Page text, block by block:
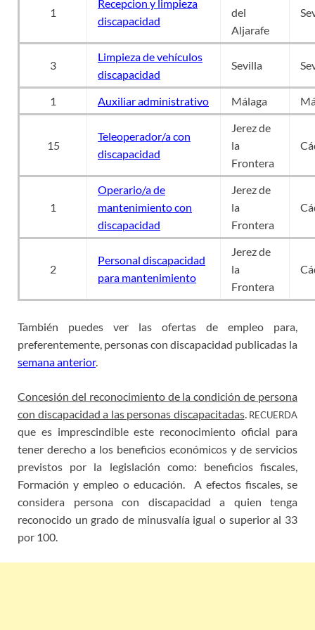
1
Recepcion y limpieza
discapacidad
del
Aljarafe
3
Limpieza de vehículos
discapacidad
Sevilla
1 Auxiliar administrativo Málaga
15
Teleoperador/a con
discapacidad
Jerez de
la
Frontera
1
Operario/a de
mantenimiento con
discapacidad
Jerez de
la
Frontera
2
Personal discapacidad
para mantenimiento
Jerez de
la
Frontera
También puedes ver las ofertas de empleo para,
preferentemente, personas con discapacidad publicadas la
semana anterior.
Concesión del reconocimiento de la condición de persona
con discapacidad a las personas discapacitadas. RECUERDA
que es imprescindible este reconocimiento oficial para
tener derecho a los beneficios económicos y de servicios
previstos por la legislación como: beneficios fiscales,
Formación y empleo o educación. A efectos fiscales, se
considera persona con discapacidad a quien tenga
reconocido un grado de minusvalía igual o superior al 33
por 100.